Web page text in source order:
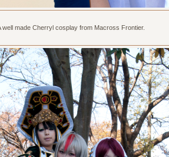
well made Cherryl cosplay from Macross Frontier.